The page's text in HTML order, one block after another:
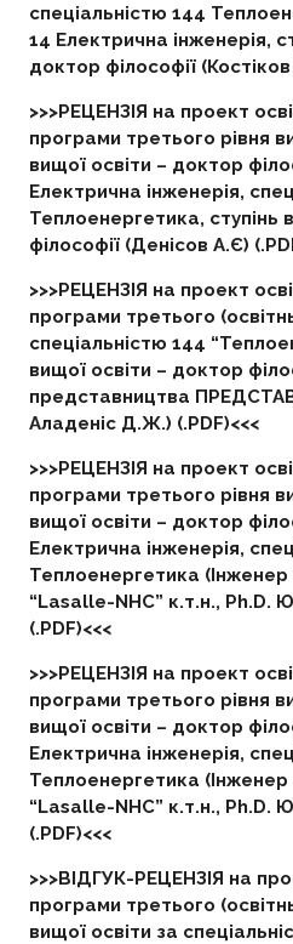
спеціальністю 144
14 Електрична інженерія,
доктор філософії
>>>РЕЦЕНЗІЯ на проект
програми третього рівня
вищої освіти – доктор
Електрична інженерія,
Теплоенергетика, ступінь
філософії (Денісов А.Є)
>>>РЕЦЕНЗІЯ на проект
програми третього
спеціальністю 144
вищої освіти – доктор
представництва
Аладеніс Д.Ж.) (.PDF)<<<
>>>РЕЦЕНЗІЯ на проект
програми третього рівня
вищої освіти – доктор
Електрична інженерія,
Теплоенергетика
“Lasalle-NHC” к.т.н., Ph.D.
(.PDF)<<<
>>>РЕЦЕНЗІЯ на проект
програми третього рівня
вищої освіти – доктор
Електрична інженерія,
Теплоенергетика
“Lasalle-NHC” к.т.н., Ph.D.
(.PDF)<<<
>>>ВІДГУК-РЕЦЕНЗІЯ на
програми третього
вищої освіти за